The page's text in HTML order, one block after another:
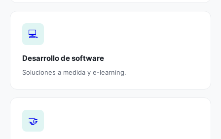
💻
Desarrollo de software
Soluciones a medida y e-learning.
🤝